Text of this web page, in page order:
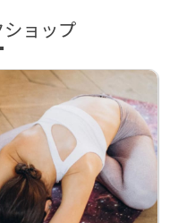
ョップ